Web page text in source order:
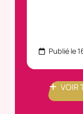
Publié le
VOIR